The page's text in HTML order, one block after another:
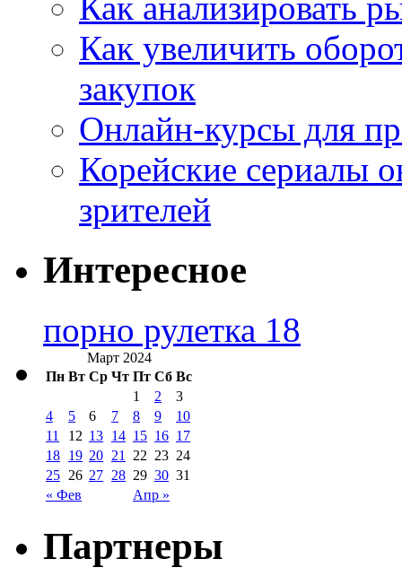
Как анализировать
Как увеличить
закупок
Онлайн-курсы для
Корейские сериалы
зрителей
Интересное
порно рулетка 18
Март 2024
Пн Вт Ср Чт Пт Сб Вс
« Фев Апр »
1 2
3
4
5 6 7 8 9
10
11
12 13 14 15 16 17
18 19 20 21 22 23 24
25 26 27 28 29 30 31
Партнеры